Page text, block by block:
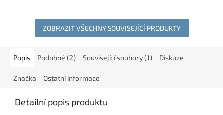
ZOBRAZIT VŠECHNY SOUVISEJÍCÍ PRODUKTY
Popis Podobné (2) Související soubory (1) Diskuze
Značka Ostatní informace
Detailní popis produktu